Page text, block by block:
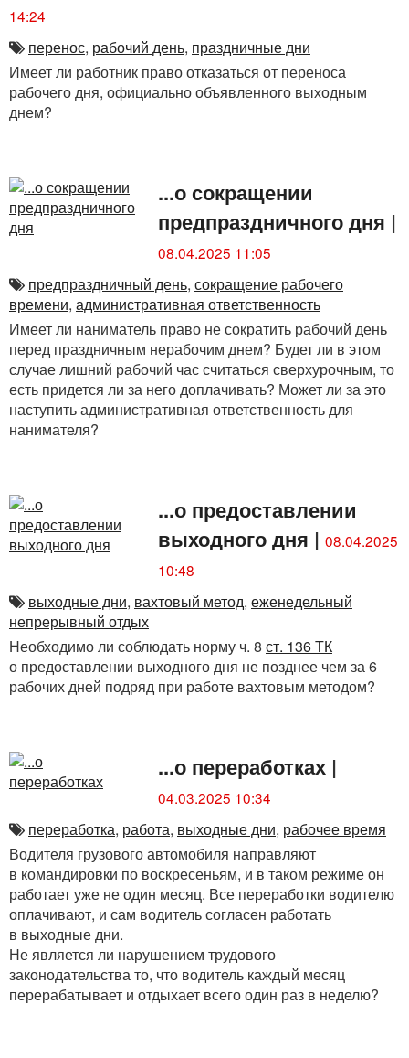
14:24
перенос, рабочий день, праздничные дни
Имеет ли работник право отказаться от переноса
рабочего дня, официально объявленного выходным
днем?
...о сокращении
предпраздничного дня |
08.04.2025 11:05
предпраздничный день, сокращение рабочего
времени, административная ответственность
Имеет ли наниматель право не сократить рабочий день
перед праздничным нерабочим днем? Будет ли в этом
случае лишний рабочий час считаться сверхурочным, то
есть придется ли за него доплачивать? Может ли за это
наступить административная ответственность для
нанимателя?
...о предоставлении
выходного дня | 08.04.2025
10:48
выходные дни, вахтовый метод, еженедельный
непрерывный отдых
Необходимо ли соблюдать норму ч. 8 ст. 136 ТК
о предоставлении выходного дня не позднее чем за 6
рабочих дней подряд при работе вахтовым методом?
...о переработках|
04.03.2025 10:34
переработка, работа, выходные дни, рабочее время
Водителя грузового автомобиля направляют
в командировки по воскресеньям, и в таком режиме он
работает уже не один месяц. Все переработки водителю
оплачивают, и сам водитель согласен работать
в выходные дни.
Не является ли нарушением трудового
законодательства то, что водитель каждый месяц
перерабатывает и отдыхает всего один раз в неделю?